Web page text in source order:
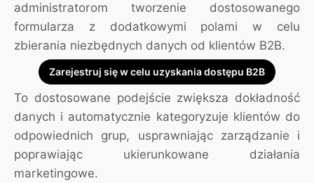
administratorom tworzenie dostosowanego
formularza z dodatkowymi polami w celu
zbierania niezbędnych danych od klientów B2B.
Zarejestruj się w celu uzyskania dostępu B2B
To dostosowane podejście zwiększa dokładność
danych i automatycznie kategoryzuje klientów do
odpowiednich grup, usprawniając zarządzanie i
poprawiając ukierunkowane działania
marketingowe.